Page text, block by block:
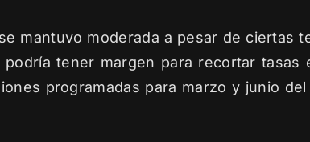
mantuvo moderada a pesar de ciertas
tener margen para recortar tasas
programadas para marzo y junio